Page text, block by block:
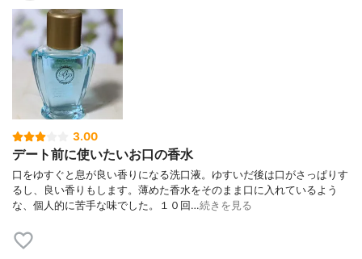
3.00
デート前に使いたいお口の香水
口をゆすぐと息が良い香りになる洗口液。ゆすいだ後は口がさっぱりす
るし、良い香りもします。薄めた香水をそのまま口に入れているよう
な、個人的に苦手な味でした。１０回…続きを見る